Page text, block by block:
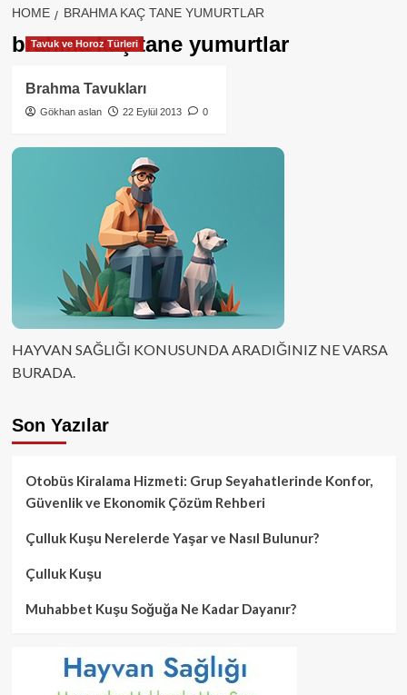
HOME BRAHMA KAÇ TANE YUMURTLAR
brahma kaç tane yumurtlar
Tavuk ve Horoz Türleri
Brahma Tavukları
Gökhan aslan 22 Eylül 2013 0
HAYVAN SAĞLIĞI KONUSUNDA ARADIĞINIZ NE VARSA
BURADA.
Son Yazılar
Otobüs Kiralama Hizmeti: Grup Seyahatlerinde Konfor,
Güvenlik ve Ekonomik Çözüm Rehberi
Çulluk Kuşu Nerelerde Yaşar ve Nasıl Bulunur?
Çulluk Kuşu
Muhabbet Kuşu Soğuğa Ne Kadar Dayanır?